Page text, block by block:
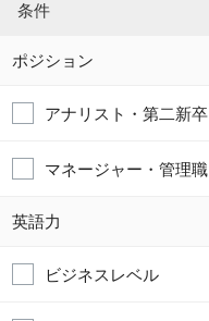
条件
ポジション
アナリスト・第二新卒
マネージャー・管理職
英語力
ビジネスレベル